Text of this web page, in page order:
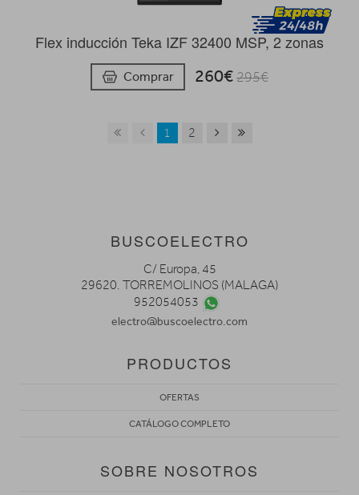
Flex inducción Teka IZF 32400 MSP, 2 zonas
Comprar 260€295€
1 2
BUSCOELECTRO
C/ Europa, 45
29620. TORREMOLINOS (MALAGA)
952054053
electro@buscoelectro.com
PRODUCTOS
OFERTAS
CATÁLOGO COMPLETO
SOBRE NOSOTROS